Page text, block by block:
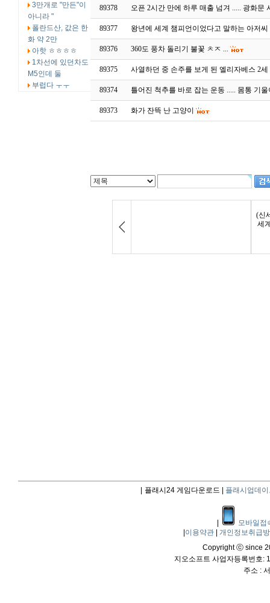
3만개로 "만든"이
아니라 "
폴란드산, 값은 한
화 약 2만
아핫 ㅎㅎㅎㅎ
1차선에 있던차도
M5인데 둘
부럽다 ㅜㅜ
89378 오픈 2시간 만에 하루 매출 넘겨 ..... 광화문
89377 왕년에 세계 챔피언이었다고 말하는 아저씨
89376 360도 풍차 돌리기 불꽃 ㅊㅈ ...
89375 사열하던 중 손주를 보게 된 엘리자베스 2세
89374 틀어진 척추를 바로 잡는 운동 ..... 몸통 기
89373 화가 잔뜩 난 고양이
플래시24 게임다운로드 | 플래시업데이
모바일접
이용약관
개인정보취급
Copyright ⓒ since
지오소프트 사업자등록번호:
주소 :